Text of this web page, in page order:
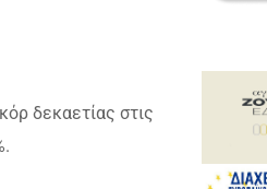
δεκαετίας στις